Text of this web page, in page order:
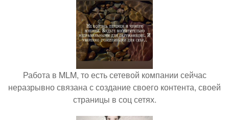
Работа в MLM, то есть сетевой компании сейчас
неразрывно связана с создание своего контента, своей
страницы в соц сетях.